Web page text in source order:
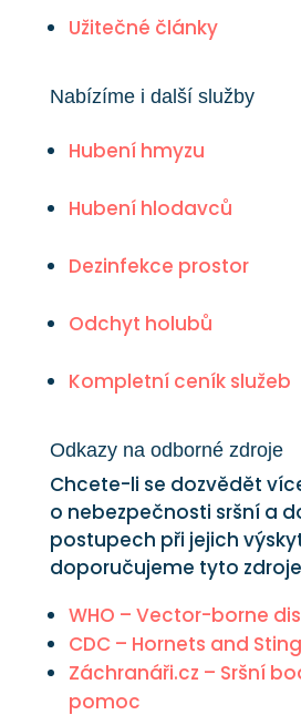
Užitečné články
Nabízíme i další služby
Hubení hmyzu
Hubení hlodavců
Dezinfekce prostor
Odchyt holubů
Kompletní ceník služeb
Odkazy na odborné zdroje
Chcete-li se dozvědět
o nebezpečnosti sršní a
postupech při jejich
doporučujeme tyto
WHO – Vector-borne
CDC – Hornets and
Záchranáři.cz – Sršní
pomoc